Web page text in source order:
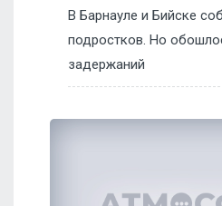
В Барнауле и Бийске
подростков. Но
задержаний